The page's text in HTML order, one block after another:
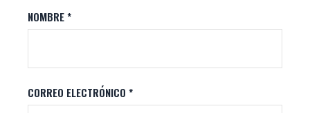
NOMBRE*
CORREO ELECTRÓNICO*